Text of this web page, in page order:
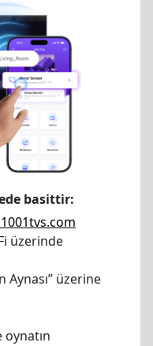
basittir:
üzerinde
Aynası” üzerine
oynatın